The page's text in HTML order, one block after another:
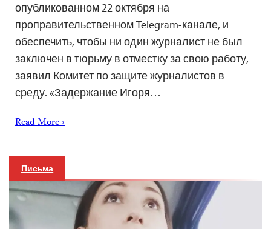
опубликованном 22 октября на
проправительственном Telegram-канале, и
обеспечить, чтобы ни один журналист не был
заключен в тюрьму в отместку за свою работу,
заявил Комитет по защите журналистов в
среду. «Задержание Игоря…
Read More ›
Письма